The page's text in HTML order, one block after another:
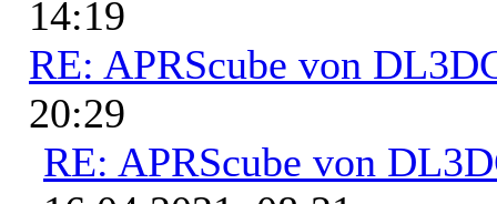
14:19
RE: APRScube von
20:29
RE: APRScube von